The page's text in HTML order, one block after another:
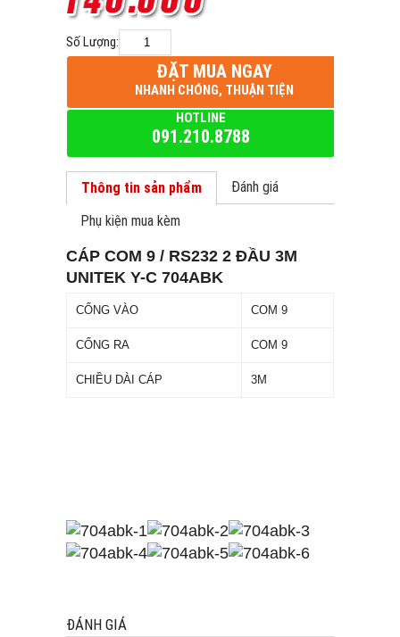
Số Lượng:
ĐẶT MUA NGAY
NHANH CHÓNG, THUẬN TIỆN
HOTLINE
091.210.8788
Thông tin sản phẩm
Đánh giá
Phụ kiện mua kèm
CÁP COM 9 / RS232 2 ĐẦU 3M
UNITEK Y-C 704ABK
CỔNG VÀO COM 9
CỔNG RA COM 9
CHIỀU DÀI CÁP 3M
ĐÁNH GIÁ